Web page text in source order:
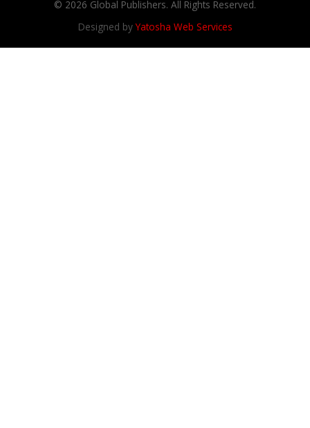
© 2026 Global Publishers. All Rights Reserved.
Designed byYatosha Web Services